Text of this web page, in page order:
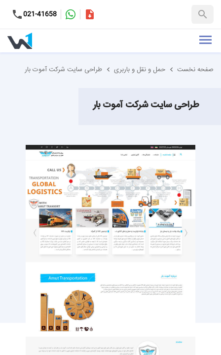
021-41658
+98-9937653151
کاتالوگ
صفحه نخست حمل و نقل و باربری طراحی سایت شرکت آموت بار
طراحی سایت شرکت آموت بار